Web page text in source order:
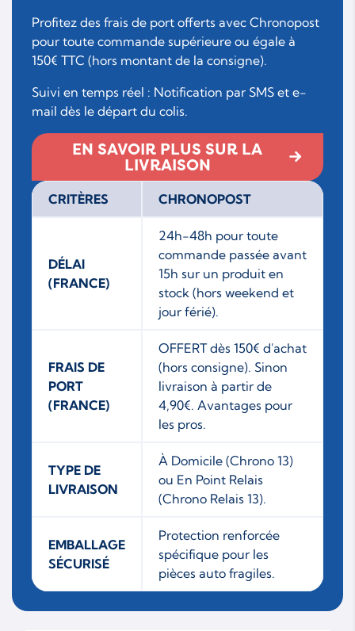
Profitez des frais de port offerts avec Chronopost
pour toute commande supérieure ou égale à
150€ TTC (hors montant de la consigne).
Suivi en temps réel : Notification par SMS et e-
mail dès le départ du colis.
EN SAVOIR PLUS SUR LA
LIVRAISON
CRITÈRES CHRONOPOST
DÉLAI
(FRANCE)
24h-48h pour toute
commande passée avant
15h sur un produit en
stock (hors weekend et
jour férié).
FRAIS DE
PORT
(FRANCE)
OFFERT dès 150€ d'achat
(hors consigne). Sinon
livraison à partir de
4,90€. Avantages pour
les pros.
TYPE DE
LIVRAISON
À Domicile (Chrono 13)
ou En Point Relais
(Chrono Relais 13).
EMBALLAGE
SÉCURISÉ
Protection renforcée
spécifique pour les
pièces auto fragiles.